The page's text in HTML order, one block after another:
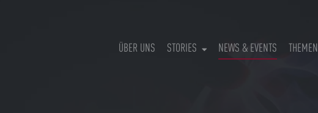
ÜBER UNS STORIES NEWS & EVENTS(CURRENT)
THEMEN